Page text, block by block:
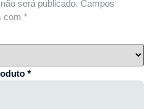
será publicado. Campos
com *
*